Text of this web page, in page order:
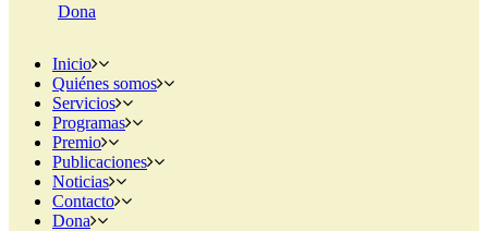
Dona
Inicio
Quiénes somos
Servicios
Programas
Premio
Publicaciones
Noticias
Contacto
Dona